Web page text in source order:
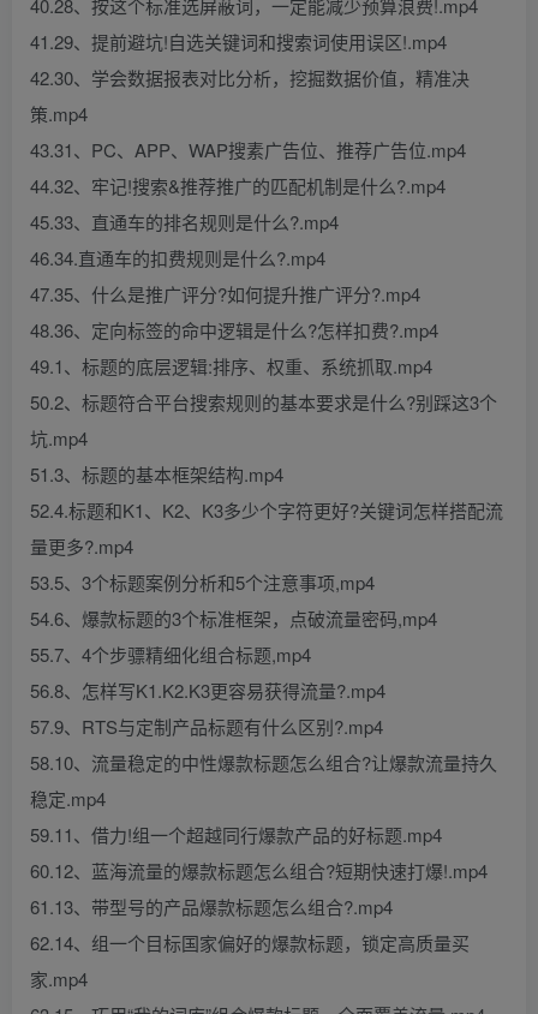
40.28、按这个标准选屏蔽词，一定能减少预算浪费!.mp4
41.29、提前避坑!自选关键词和搜索词使用误区!.mp4
42.30、学会数据报表对比分析，挖掘数据价值，精准决
策.mp4
43.31、PC、APP、WAP搜素广告位、推荐广告位.mp4
44.32、牢记!搜索&推荐推广的匹配机制是什么?.mp4
45.33、直通车的排名规则是什么?.mp4
46.34.直通车的扣费规则是什么?.mp4
47.35、什么是推广评分?如何提升推广评分?.mp4
48.36、定向标签的命中逻辑是什么?怎样扣费?.mp4
49.1、标题的底层逻辑:排序、权重、系统抓取.mp4
50.2、标题符合平台搜索规则的基本要求是什么?别踩这3个
坑.mp4
51.3、标题的基本框架结构.mp4
52.4.标题和K1、K2、K3多少个字符更好?关键词怎样搭配流
量更多?.mp4
53.5、3个标题案例分析和5个注意事项,mp4
54.6、爆款标题的3个标准框架，点破流量密码,mp4
55.7、4个步骠精细化组合标题,mp4
56.8、怎样写K1.K2.K3更容易获得流量?.mp4
57.9、RTS与定制产品标题有什么区别?.mp4
58.10、流量稳定的中性爆款标题怎么组合?让爆款流量持久
稳定.mp4
59.11、借力!组一个超越同行爆款产品的好标题.mp4
60.12、蓝海流量的爆款标题怎么组合?短期快速打爆!.mp4
61.13、带型号的产品爆款标题怎么组合?.mp4
62.14、组一个目标国家偏好的爆款标题，锁定高质量买
家.mp4